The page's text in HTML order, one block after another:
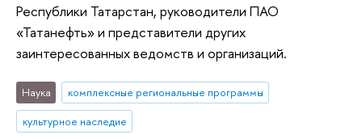
Республики Татарстан, руководители ПАО
«Татанефть» и представители других
заинтересованных ведомств и организаций.
Наука
комплексные региональные программы
культурное наследие